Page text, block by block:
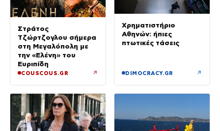
Στράτος
Τζώρτζογλου σήμερα
στη Μεγαλόπολη με
την «Ελένη» του
Ευριπίδη
COUSCOUS.GR ↗
Χρηματιστήριο
Αθηνών: ήπιες
πτωτικές τάσεις
DIMOCRACY.GR ↗